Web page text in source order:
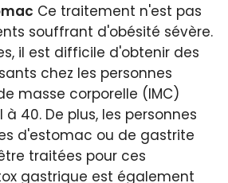
Ce traitement n'est pas
souffrant d'obésité sévère.
il est difficile d'obtenir des
chez les personnes
masse corporelle (IMC)
40. De plus, les personnes
d'estomac ou de gastrite
traitées pour ces
gastrique est également